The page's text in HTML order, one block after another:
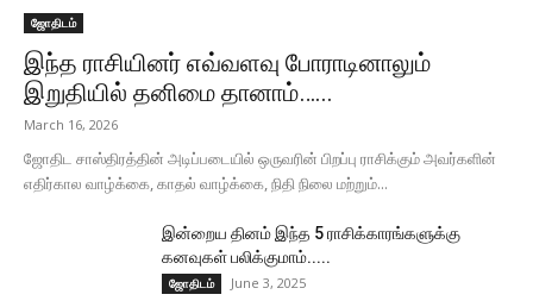
ஜோதிடம்
இந்த ராசியினர் எவ்வளவு போராடினாலும்
இறுதியில் தனிமை தானாம்…...
March 16, 2026
ஜோதிட சாஸ்திரத்தின் அடிப்படையில் ஒருவரின் பிறப்பு ராசிக்கும் அவர்களின்
எதிர்கால வாழ்க்கை, காதல் வாழ்க்கை, நிதி நிலை மற்றும்...
இன்றைய தினம் இந்த 5 ராசிக்காரங்களுக்கு
கனவுகள் பலிக்குமாம்.....
ஜோதிடம் June 3, 2025